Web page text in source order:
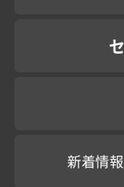
新着情報